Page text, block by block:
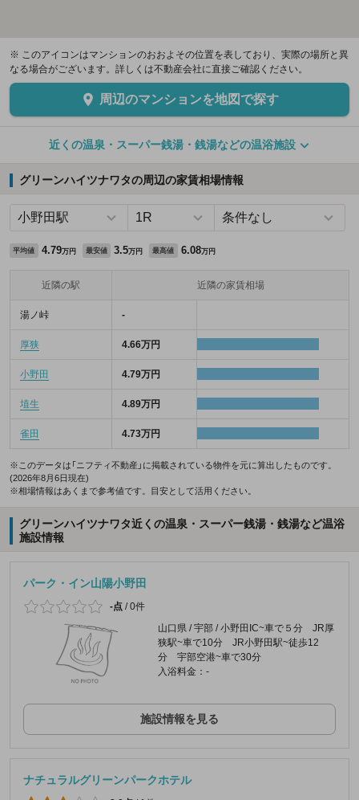
※ このアイコンはマンションのおおよその位置を表しており、実際の場所と異
なる場合がございます。詳しくは不動産会社に直接ご確認ください。
周辺のマンションを地図で探す
近くの温泉・スーパー銭湯・銭湯などの温浴施設
グリーンハイツナワタの周辺の家賃相場情報
平均値 4.79万円 最安値 3.5万円 最高値 6.08万円
近隣の駅 近隣の家賃相場
湯ノ峠 -
厚狭 4.66万円
小野田 4.79万円
埴生 4.89万円
雀田 4.73万円
※このデータは「ニフティ不動産」に掲載されている物件を元に算出したものです。
(2026年8月6日現在)
※相場情報はあくまで参考値です。目安として活用ください。
グリーンハイツナワタ近くの温泉・スーパー銭湯・銭湯など温浴
施設情報
パーク・イン山陽小野田
-点 /0件
山口県 / 宇部 / 小野田IC~車で５分 JR厚
狭駅~車で10分 JR小野田駅~徒歩12
分 宇部空港~車で30分
入浴料金：-
施設情報を見る
ナチュラルグリーンパークホテル